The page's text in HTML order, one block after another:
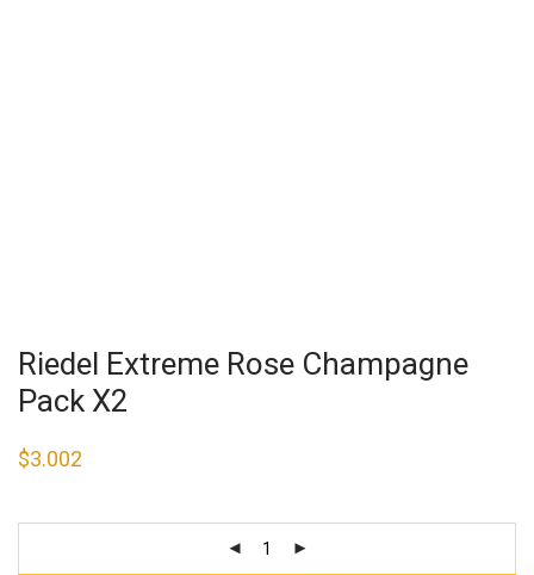
Riedel Extreme Rose Champagne
Pack X2
$3.002